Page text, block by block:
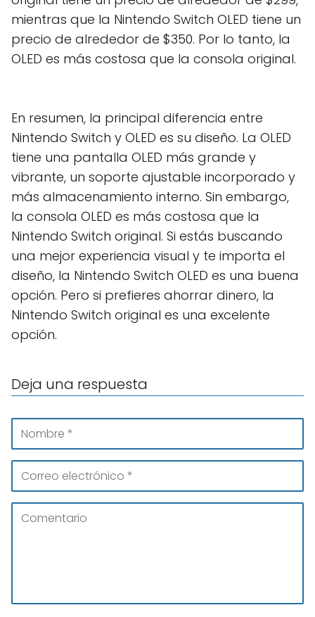
mientras que la Nintendo Switch OLED tiene un
precio de alrededor de $350. Por lo tanto, la
OLED es más costosa que la consola original.
En resumen, la principal diferencia entre
Nintendo Switch y OLED es su diseño. La OLED
tiene una pantalla OLED más grande y
vibrante, un soporte ajustable incorporado y
más almacenamiento interno. Sin embargo,
la consola OLED es más costosa que la
Nintendo Switch original. Si estás buscando
una mejor experiencia visual y te importa el
diseño, la Nintendo Switch OLED es una buena
opción. Pero si prefieres ahorrar dinero, la
Nintendo Switch original es una excelente
opción.
Deja una respuesta